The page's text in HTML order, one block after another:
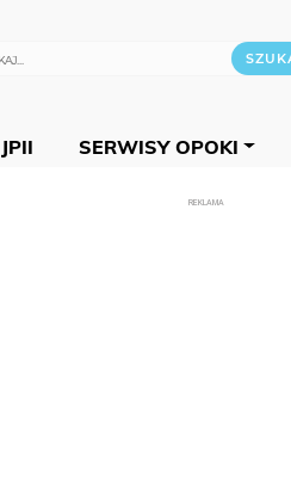
SERWISY OPOKI
REKLAMA